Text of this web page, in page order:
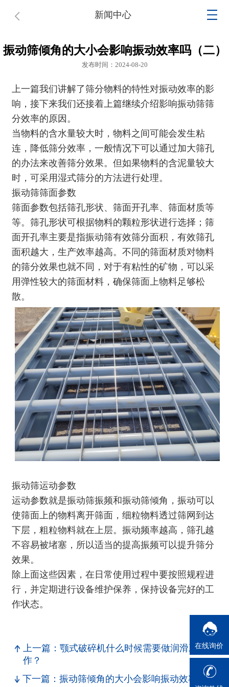
新闻中心
振动筛倾角的大小会影响振动效率吗（二）
发布时间：2024-08-20
上一篇我们讲解了筛分物料的特性对振动效率的影
响，接下来我们还接着上篇继续介绍影响振动筛筛
分效率的原因。
当物料的含水量较大时，物料之间可能会发生粘
连，降低筛分效率，一般情况下可以通过加大筛孔
的办法来改善筛分效果。但如果物料的含泥量较大
时，可采用湿式筛分的方法进行处理。
振动筛筛面参数
筛面参数包括筛孔形状、筛面开孔率、筛面材质等
等。筛孔形状可根据物料的颗粒形状进行选择；筛
面开孔率主要是指振动筛有效筛分面积，有效筛孔
面积越大，生产效率越高。不同的筛面材质对物料
的筛分效果也就不同，对于有粘性的矿物，可以采
用弹性较大的筛面材料，确保筛面上物料足够松
散。
振动筛运动参数
运动参数就是振动筛振频和振动筛倾角，振动可以
使筛面上的物料离开筛面，细粒物料透过筛网到达
下层，粗粒物料就在上层。振动频率越高，筛孔越
不容易被堵塞，所以适当的提高振频可以提升筛分
效果。
除上面这些因素，在日常使用过程中要按照规程进
行，并定期进行设备维护保养，保持设备完好的工
作状态。
上一篇：颚式破碎机什么时候需要做润滑工
作？
下一篇：振动筛倾角的大小会影响振动效率吗
在线询价